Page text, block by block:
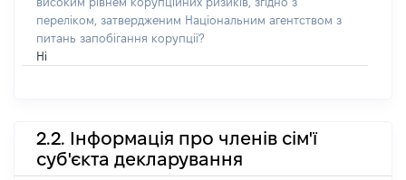
переліком, затвердженим Національним агентством з
питань запобігання корупції?
Ні
2.2. Інформація про членів сім'ї
суб'єкта декларування